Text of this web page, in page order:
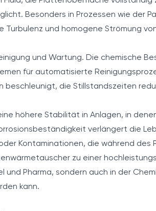
Besonders in Prozessen wie der
Turbulenz und homogene Strömung
und Wartung. Die chemische
für automatisierte
beschleunigt, die Stillstandszeiten
höhere Stabilität in Anlagen, in
verlängert die
Kontaminationen, die während des
zu einer
Pharma, sondern auch in der
kann.